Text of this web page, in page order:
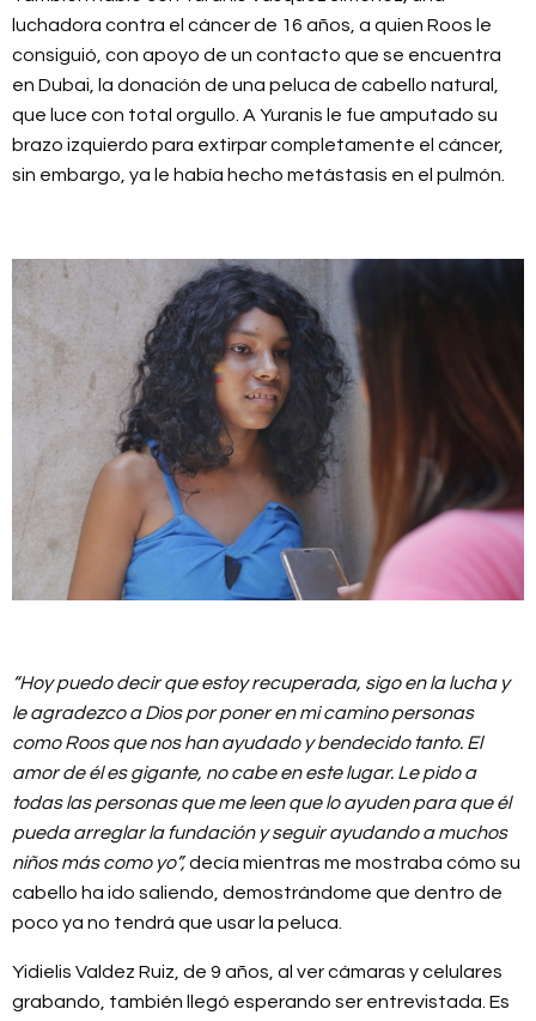
luchadora contra el cáncer de 16 años, a quien Roos le
consiguió, con apoyo de un contacto que se encuentra
en Dubai, la donación de una peluca de cabello natural,
que luce con total orgullo. A Yuranis le fue amputado su
brazo izquierdo para extirpar completamente el cáncer,
sin embargo, ya le había hecho metástasis en el pulmón.
“Hoy puedo decir que estoy recuperada, sigo en la lucha y
le agradezco a Dios por poner en mi camino personas
como Roos que nos han ayudado y bendecido tanto. El
amor de él es gigante, no cabe en este lugar. Le pido a
todas las personas que me leen que lo ayuden para que él
pueda arreglar la fundación y seguir ayudando a muchos
niños más como yo”,decía mientras me mostraba cómo su
cabello ha ido saliendo, demostrándome que dentro de
poco ya no tendrá que usar la peluca.
Yidielis Valdez Ruiz, de 9 años, al ver cámaras y celulares
grabando, también llegó esperando ser entrevistada. Es